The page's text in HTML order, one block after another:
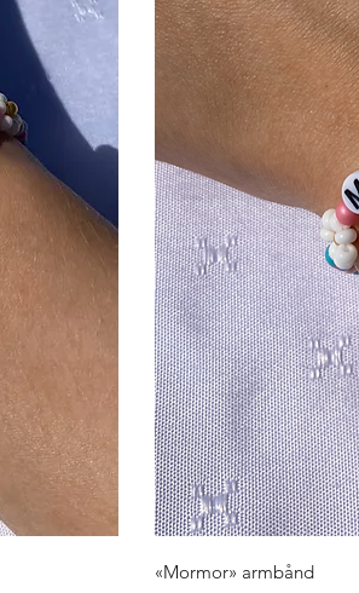
«Mormor» armbånd